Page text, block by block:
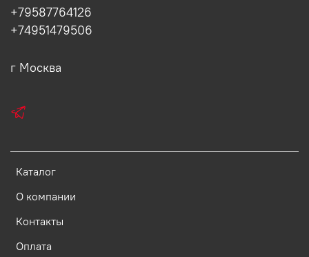
Каталог
О компании
Контакты
Оплата
+79587764126
+74951479506
г Москва